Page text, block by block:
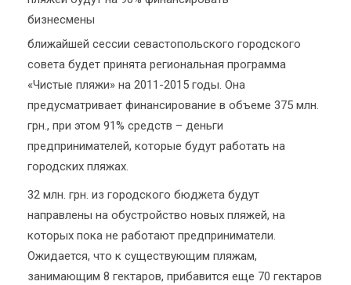
ближайшей сессии севастопольского городского
совета будет принята региональная программа
«Чистые пляжи» на 2011-2015 годы. Она
предусматривает финансирование в объеме 375 млн.
грн., при этом 91% средств – деньги
предпринимателей, которые будут работать на
городских пляжах.
32 млн. грн. из городского бюджета будут
направлены на обустройство новых пляжей, на
которых пока не работают предприниматели.
Ожидается, что к существующим пляжам,
занимающим 8 гектаров, прибавится еще 70 гектаров